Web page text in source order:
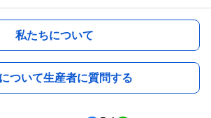
私たちについて
ついて生産者に質問する